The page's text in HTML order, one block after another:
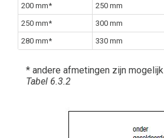
200 mm* 250 mm
250 mm*
300 mm
280 mm*
330 mm
* andere afmetingen zijn mogelijk
Tabel 6.3.2